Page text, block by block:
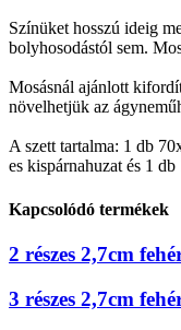
Színüket hosszú ideig
bolyhosodástól sem.
Mosásnál ajánlott
növelhetjük az
A szett tartalma: 1 db
es kispárnahuzat és 1
Kapcsolódó termékek
2 részes 2,7cm
3 részes 2,7cm